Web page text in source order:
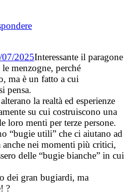
07/2025Interessante il paragone
menzogne, perché
ma è un fatto a cui
pensa.
la realtà ed esperienze
su cui costruiscono una
loro menti per terze persone.
“bugie utili” che ci aiutano ad
anche nei momenti più critici,
delle “bugie bianche” in cui
dei gran bugiardi, ma
?